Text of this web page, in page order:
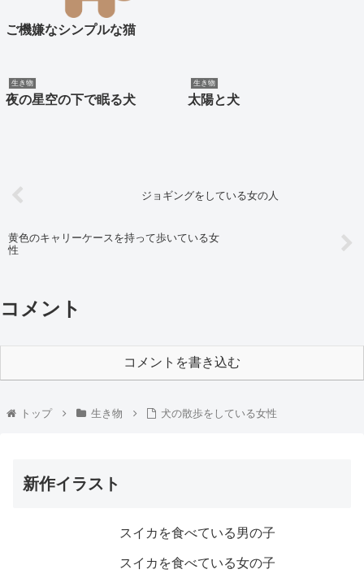
ご機嫌なシンプルな猫
生き物
夜の星空の下で眠る犬
生き物
太陽と犬
ジョギングをしている女の人
黄色のキャリーケースを持って歩いている女
性
コメント
コメントを書き込む
トップ 生き物 犬の散歩をしている女性
新作イラスト
スイカを食べている男の子
スイカを食べている女の子